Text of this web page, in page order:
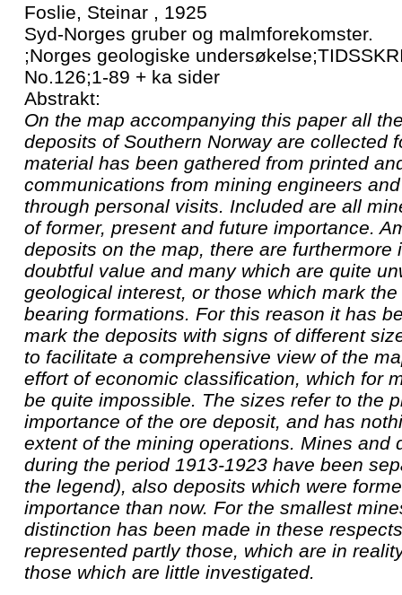
Foslie, Steinar , 1925
Syd-Norges gruber og malmforekomster.
;Norges geologiske
No.126;1-89 + ka sider
Abstrakt:
On the map accompanying this paper all
deposits of Southern Norway are collected
material has been gathered from printed
communications from mining engineers
through personal visits. Included are all
of former, present and future importance.
deposits on the map, there are furthermore
doubtful value and many which are quite
geological interest, or those which mark
bearing formations. For this reason it has
mark the deposits with signs of different
to facilitate a comprehensive view of the
effort of economic classification, which for
be quite impossible. The sizes refer to the
importance of the ore deposit, and has
extent of the mining operations. Mines and
during the period 1913-1923 have been
the legend), also deposits which were
importance than now. For the smallest
distinction has been made in these
represented partly those, which are in
those which are little investigated.